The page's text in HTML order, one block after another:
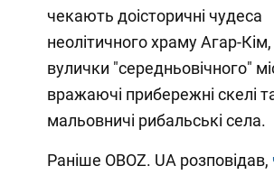
чекають доісторичні чудеса
неолітичного храму Агар-Кім,
вулички "середньовічного"
вражаючі прибережні скелі
мальовничі рибальські села.
Раніше OBOZ. UA розповідав,